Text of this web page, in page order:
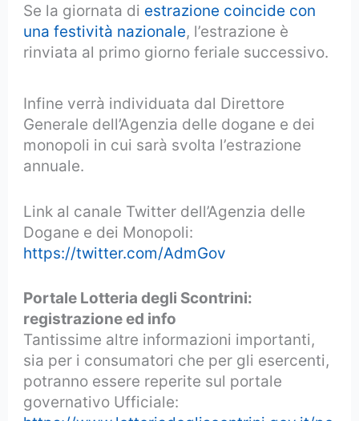
Se la giornata di estrazione coincide con
una festività nazionale, l’estrazione è
rinviata al primo giorno feriale successivo.
Infine verrà individuata dal Direttore
Generale dell’Agenzia delle dogane e dei
monopoli in cui sarà svolta l’estrazione
annuale.
Link al canale Twitter dell’Agenzia delle
Dogane e dei Monopoli:
https://twitter.com/AdmGov
Portale Lotteria degli Scontrini:
registrazione ed info
Tantissime altre informazioni importanti,
sia per i consumatori che per gli esercenti,
potranno essere reperite sul portale
governativo Ufficiale: